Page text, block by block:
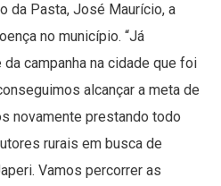
da Pasta, José Maurício, a
no município. “Já
campanha na cidade que foi
alcançar a meta de
novamente prestando todo
rurais em busca de
Vamos percorrer as